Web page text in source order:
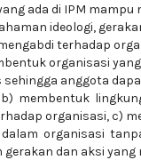
ada di IPM
ideologi,
terhadap
organisasi
anggota
membentuk
organisasi, c)
organisasi
dan aksi yang